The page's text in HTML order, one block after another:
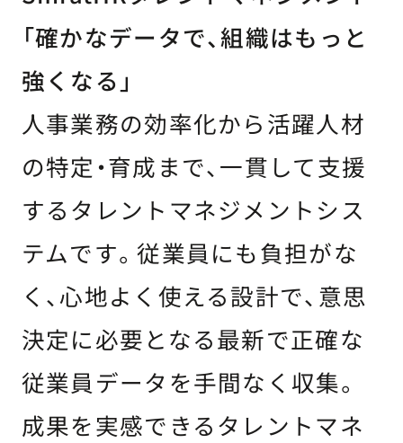
「確かなデータで、組織はもっと
強くなる」
人事業務の効率化から活躍人材
の特定・育成まで、一貫して支援
するタレントマネジメントシス
テムです。従業員にも負担がな
く、心地よく使える設計で、意思
決定に必要となる最新で正確な
従業員データを手間なく収集。
成果を実感できるタレントマネ